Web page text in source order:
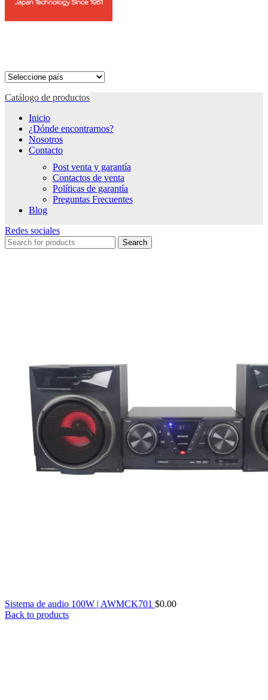
Catálogo de productos
Inicio
¿Dónde encontrarnos?
Nosotros
Contacto
Post venta y garantía
Contactos de venta
Políticas de garantía
Preguntas Frecuentes
Blog
Redes sociales
Search
Sistema de audio 100W | AWMCK701 $0.00
Back to products